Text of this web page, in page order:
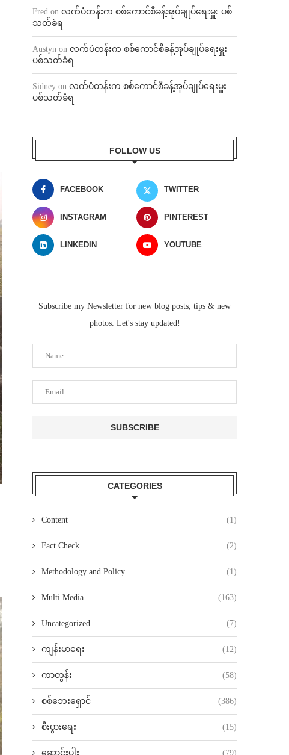
Fred on လက်ပံတန်းက စစ်ကောင်စီခန့်အုပ်ချုပ်ရေးမှူး ပစ်
သတ်ခံရ
Austyn on လက်ပံတန်းက စစ်ကောင်စီခန့်အုပ်ချုပ်ရေးမှူး
ပစ်သတ်ခံရ
Sidney on လက်ပံတန်းက စစ်ကောင်စီခန့်အုပ်ချုပ်ရေးမှူး
ပစ်သတ်ခံရ
FOLLOW US
FACEBOOK TWITTER
INSTAGRAM PINTEREST
LINKEDIN YOUTUBE
Subscribe my Newsletter for new blog posts, tips & new
photos. Let's stay updated!
CATEGORIES
Content (1)
Fact Check (2)
Methodology and Policy (1)
Multi Media (163)
Uncategorized (7)
ကျန်းမာရေး (12)
ကာတွန်း (58)
စစ်ဘေးရှောင် (386)
စီးပွားရေး (15)
ဆောင်းပါး (79)